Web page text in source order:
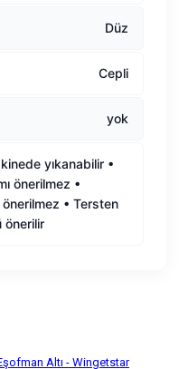
Düz
Cepli
yok
yıkanabilir •
önerilmez •
önerilmez • Tersten
önerilir